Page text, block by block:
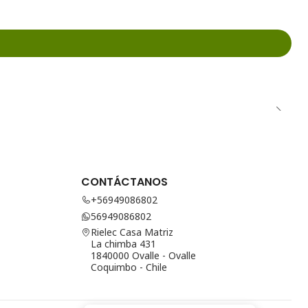
CONTÁCTANOS
+56949086802
56949086802
Rielec Casa Matriz
La chimba 431
1840000 Ovalle - Ovalle
Coquimbo - Chile